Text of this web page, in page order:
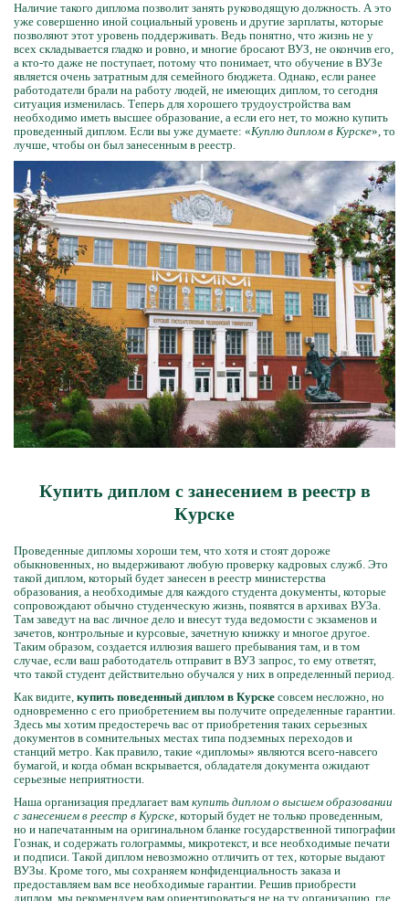
Наличие такого диплома позволит занять руководящую должность. А это
уже совершенно иной социальный уровень и другие зарплаты, которые
позволяют этот уровень поддерживать. Ведь понятно, что жизнь не у
всех складывается гладко и ровно, и многие бросают ВУЗ, не окончив его,
а кто-то даже не поступает, потому что понимает, что обучение в ВУЗе
является очень затратным для семейного бюджета. Однако, если ранее
работодатели брали на работу людей, не имеющих диплом, то сегодня
ситуация изменилась. Теперь для хорошего трудоустройства вам
необходимо иметь высшее образование, а если его нет, то можно купить
проведенный диплом. Если вы уже думаете: «Куплю диплом в Курске», то
лучше, чтобы он был занесенным в реестр.
Купить диплом с занесением в реестр в
Курске
Проведенные дипломы хороши тем, что хотя и стоят дороже
обыкновенных, но выдерживают любую проверку кадровых служб. Это
такой диплом, который будет занесен в реестр министерства
образования, а необходимые для каждого студента документы, которые
сопровождают обычно студенческую жизнь, появятся в архивах ВУЗа.
Там заведут на вас личное дело и внесут туда ведомости с экзаменов и
зачетов, контрольные и курсовые, зачетную книжку и многое другое.
Таким образом, создается иллюзия вашего пребывания там, и в том
случае, если ваш работодатель отправит в ВУЗ запрос, то ему ответят,
что такой студент действительно обучался у них в определенный период.
Как видите, купить поведенный диплом в Курске совсем несложно, но
одновременно с его приобретением вы получите определенные гарантии.
Здесь мы хотим предостеречь вас от приобретения таких серьезных
документов в сомнительных местах типа подземных переходов и
станций метро. Как правило, такие «дипломы» являются всего-навсего
бумагой, и когда обман вскрывается, обладателя документа ожидают
серьезные неприятности.
Наша организация предлагает вам купить диплом о высшем образовании
с занесением в реестр в Курске , который будет не только проведенным,
но и напечатанным на оригинальном бланке государственной типографии
Гознак, и содержать голограммы, микротекст, и все необходимые печати
и подписи. Такой диплом невозможно отличить от тех, которые выдают
ВУЗы. Кроме того, мы сохраняем конфиденциальность заказа и
предоставляем вам все необходимые гарантии. Решив приобрести
диплом, мы рекомендуем вам ориентироваться не на ту организацию, где